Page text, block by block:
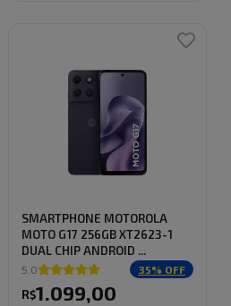
SMARTPHONE MOTOROLA
MOTO G17 256GB XT2623-1
DUAL CHIP ANDROID ...
5.0 35% OFF
R$1.099,00